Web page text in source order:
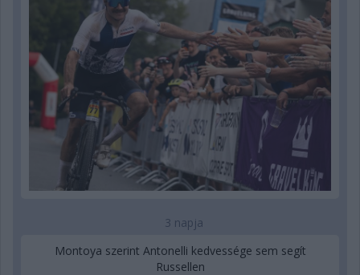
3 napja
Montoya szerint Antonelli kedvessége sem segít
Russellen